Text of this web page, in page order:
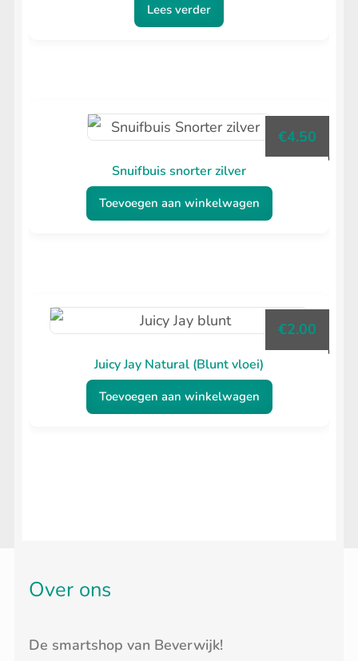
Lees verder
Snuifbuis snorter zilver
€4.50
Toevoegen aan winkelwagen
Juicy Jay Natural (Blunt vloei)
€2.00
Toevoegen aan winkelwagen
Over ons
De smartshop van Beverwijk!